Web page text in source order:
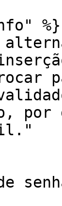
%}
por